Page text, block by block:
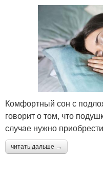
Комфортный сон с
говорит о том, что
случае нужно
читать дальше →